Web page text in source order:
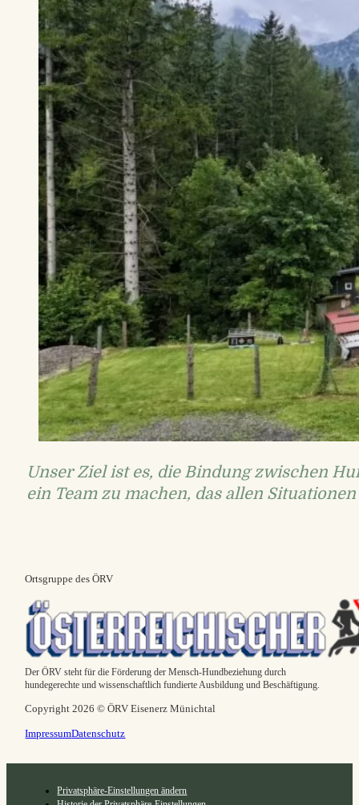
Unser Ziel ist es, die Bindung zwischen
ein Team zu machen, das allen Situationen
Ortsgruppe des ÖRV
Der ÖRV steht für die Förderung der Mensch-Hundbeziehung durch
hundegerechte und wissenschaftlich fundierte Ausbildung und Beschäftigung.
Copyright 2026 © ÖRV Eisenerz Münichtal
ImpressumDatenschutz
Privatsphäre-Einstellungen ändern